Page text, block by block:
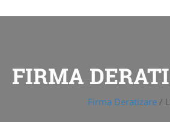
FIRMA
Firma Deratizare/